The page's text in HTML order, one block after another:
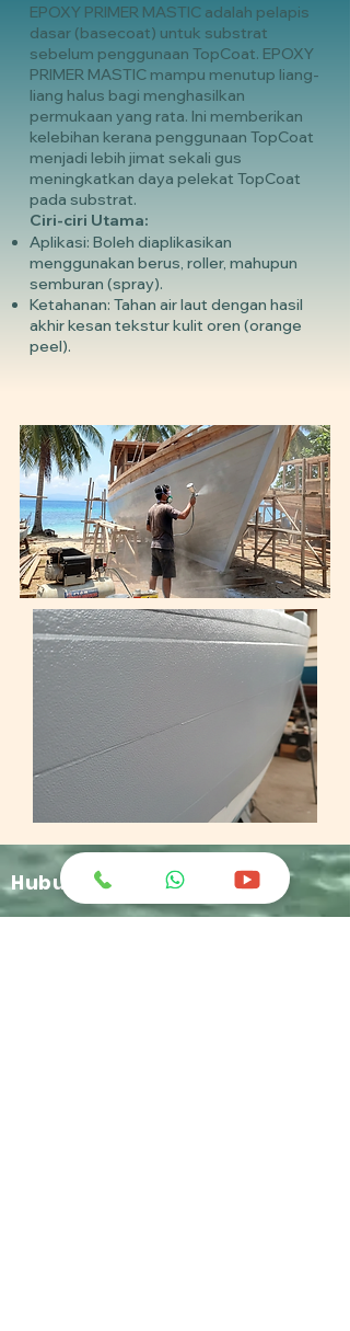
EPOXY PRIMER MASTIC adalah pelapis
dasar (basecoat) untuk substrat
sebelum penggunaan TopCoat. EPOXY
PRIMER MASTIC mampu menutup liang-
liang halus bagi menghasilkan
permukaan yang rata. Ini memberikan
kelebihan kerana penggunaan TopCoat
menjadi lebih jimat sekali gus
meningkatkan daya pelekat TopCoat
pada substrat.
Ciri-ciri Utama:
Aplikasi: Boleh diaplikasikan
menggunakan berus, roller, mahupun
semburan (spray).
Ketahanan: Tahan air laut dengan hasil
akhir kesan tekstur kulit oren (orange
peel).
Hubungi Kami